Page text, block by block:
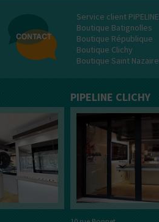
Service client PIPELINE
Boutique Batignolles
Boutique République
Boutique Clichy
Boutique Saint Nazaire
PIPELINE CLICHY